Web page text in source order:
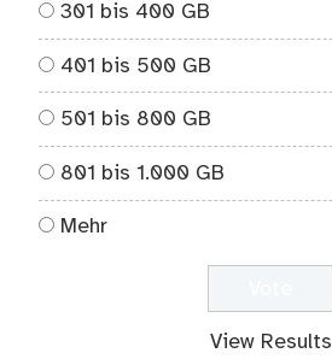
301 bis 400 GB
401 bis 500 GB
501 bis 800 GB
801 bis 1.000 GB
Mehr
View Results